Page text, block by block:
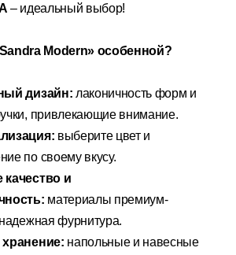
– идеальный выбор!
Modern» особенной?
дизайн: лаконичность форм и
привлекающие внимание.
выберите цвет и
по своему вкусу.
качество и
материалы премиум-
фурнитура.
напольные и навесные